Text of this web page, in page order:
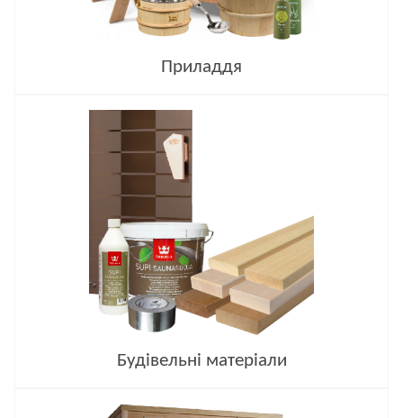
Приладдя
Будівельні матеріали